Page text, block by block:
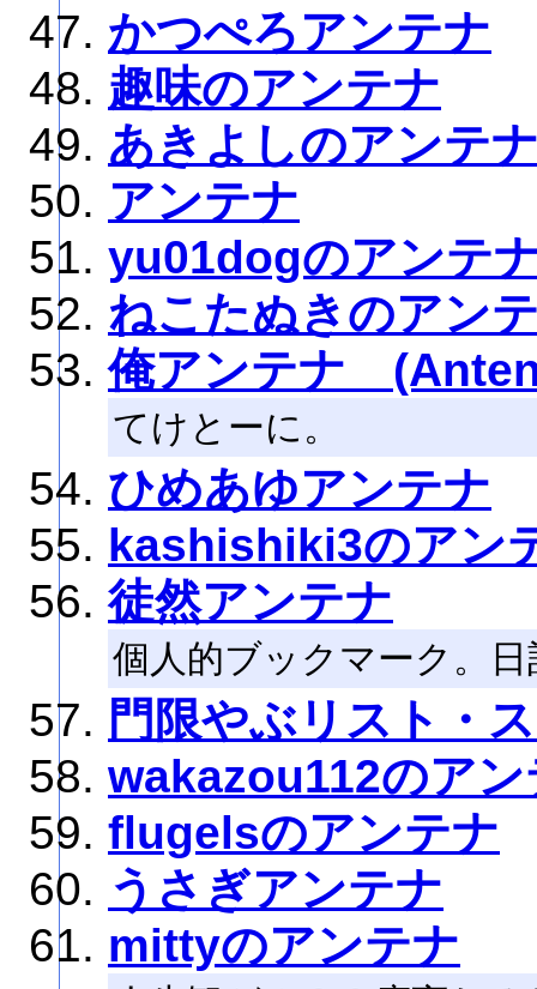
かつぺろアンテナ
趣味のアンテナ
あきよしのアンテ
アンテナ
yu01dogのアンテ
ねこたぬきのアン
俺アンテナ
てけとーに。
ひめあゆアンテナ
kashishiki3のアン
徒然アンテナ
個人的ブックマーク。
門限やぶリスト・
wakazou112のアン
flugelsのアンテナ
うさぎアンテナ
mittyのアンテナ